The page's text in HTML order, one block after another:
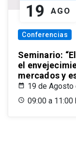
19 AGO
Conferencias
Seminario:
el
mercados y
19 de Agosto
09:00 a 11:00